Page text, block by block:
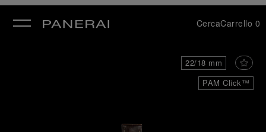
CercaCarrello 0
PAM Click™
22/18 mm